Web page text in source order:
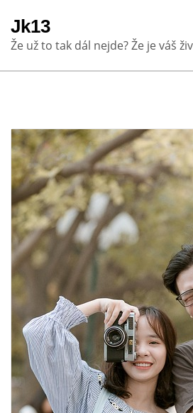
content
Jk13
Že už to tak dál nejde? Že je váš